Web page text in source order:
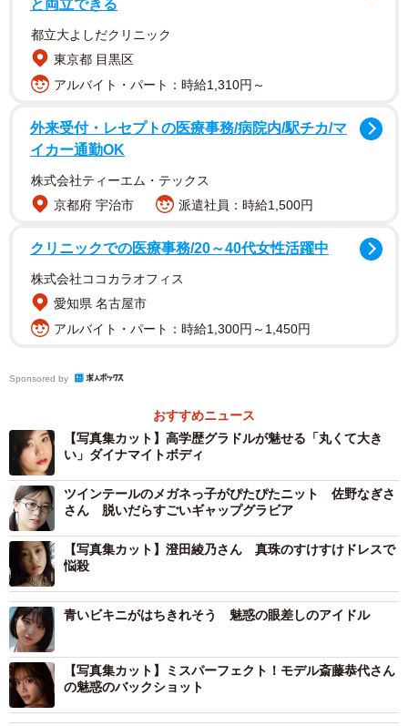
【佐野なぎささんプロフィル】
さの・なぎさ 2000/06/07生まれ 大阪府出身
T158B96W64H96S23.5 血液型B 趣味は旅行 特技はダ
きた彼女は、最新DVD『Sweetlllusion』（竹書房）が発売
中。最新情報はInstagram（＠sanonagisa_67）やX（＠
Sano_nagisa）などのSNSで発信
と両立できる
都立大よしだクリニック
東京都 目黒区
アルバイト・パート：時給1,310円～
外来受付・レセプトの医療事務/病院内/駅チカ/マ
イカー通勤OK
株式会社ティーエム・テックス
京都府 宇治市
派遣社員：時給1,500円
クリニックでの医療事務/20～40代女性活躍中
株式会社ココカラオフィス
愛知県 名古屋市
アルバイト・パート：時給1,300円～1,450円
Sponsored by
おすすめニュース
【写真集カット】高学歴グラドルが魅せる「丸くて大き
い」ダイナマイトボディ
ツインテールのメガネっ子がぴたぴたニット 佐野なぎさ
さん 脱いだらすごいギャップグラビア
【写真集カット】澄田綾乃さん 真珠のすけすけドレスで
悩殺
青いビキニがはちきれそう 魅惑の眼差しのアイドル
【写真集カット】ミスパーフェクト！モデル斎藤恭代さん
の魅惑のバックショット